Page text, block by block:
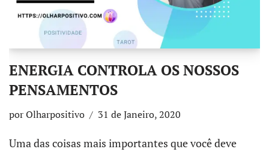
ENERGIA CONTROLA OS NOSSOS
PENSAMENTOS
porOlharpositivo 31 de Janeiro, 2020
Uma das coisas mais importantes que você deve